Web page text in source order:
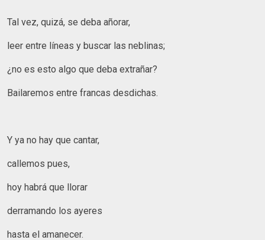
Tal vez, quizá, se deba añorar,
leer entre líneas y buscar las neblinas;
¿no es esto algo que deba extrañar?
Bailaremos entre francas desdichas.
Y ya no hay que cantar,
callemos pues,
hoy habrá que llorar
derramando los ayeres
hasta el amanecer.